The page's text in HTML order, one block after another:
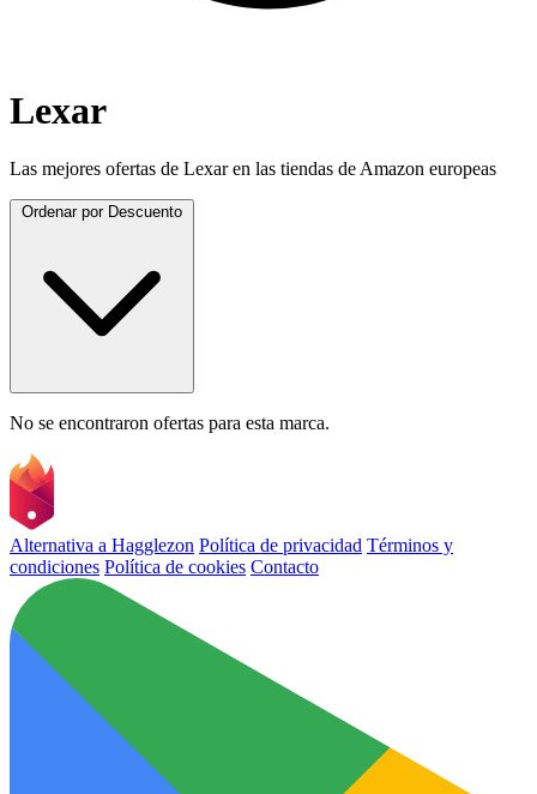
Lexar
Las mejores ofertas de Lexar en las tiendas de Amazon europeas
Ordenar por Descuento
No se encontraron ofertas para esta marca.
Alternativa a Hagglezon Política de privacidad Términos y
condiciones Política de cookies Contacto